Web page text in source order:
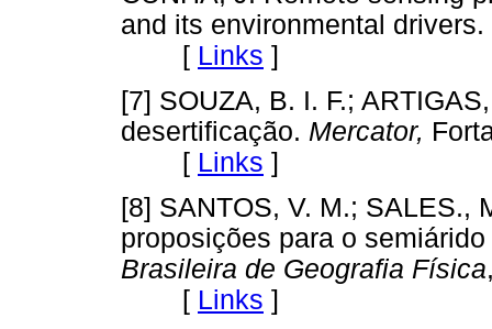
and its environmental drivers.
[ Links ]
[7] SOUZA, B. I. F.;
desertificação. Mercator,
[ Links ]
[8] SANTOS, V. M.; SALES.,
proposições para o
Brasileira de Geografia Física
[ Links ]